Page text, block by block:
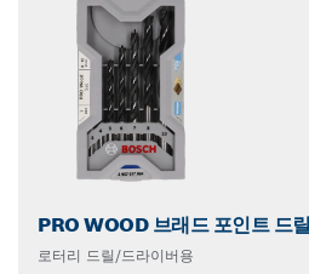
PRO WOOD 브래드 포인트 드
로터리 드릴/드라이버용